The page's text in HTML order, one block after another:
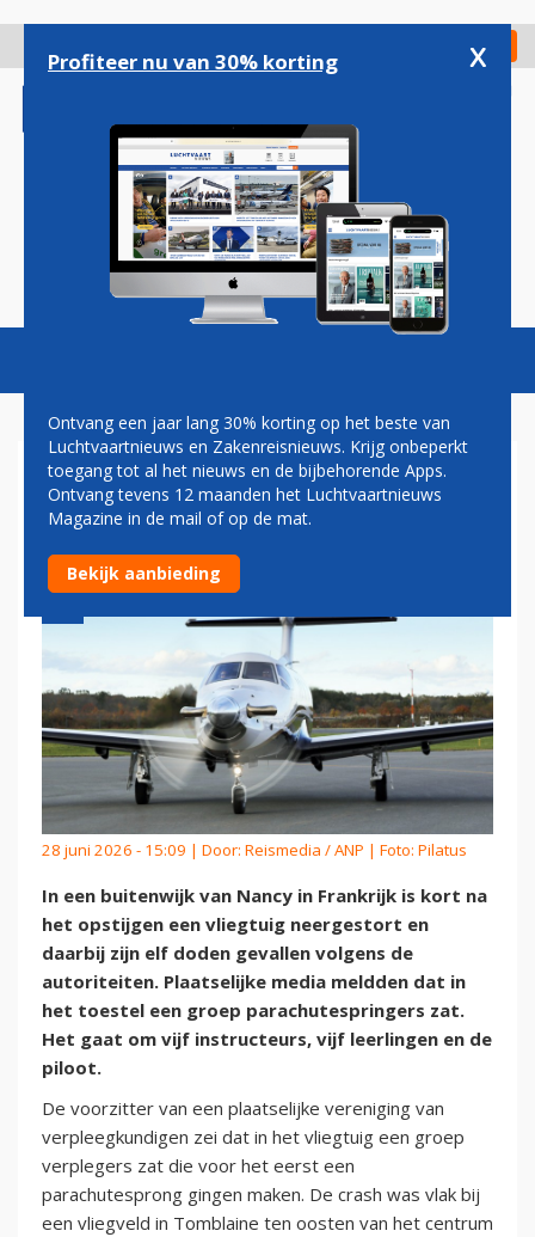
gaan
Check in
Magazine Podcasts Vacatures
ELF DODEN BIJ
VLIEGTUIGCRASH NANCY
28 juni 2026 - 15:09 | Door: Reismedia / ANP | Foto: Pilatus
In een buitenwijk van Nancy in Frankrijk is kort na
het opstijgen een vliegtuig neergestort en
daarbij zijn elf doden gevallen volgens de
autoriteiten. Plaatselijke media meldden dat in
het toestel een groep parachutespringers zat.
Het gaat om vijf instructeurs, vijf leerlingen en de
piloot.
De voorzitter van een plaatselijke vereniging van
verpleegkundigen zei dat in het vliegtuig een groep
verplegers zat die voor het eerst een
parachutesprong gingen maken. De crash was vlak bij
een vliegveld in Tomblaine ten oosten van het centrum
Profiteer nu van 30% korting x
Ontvang een jaar lang 30% korting op het beste van
Luchtvaartnieuws en Zakenreisnieuws. Krijg onbeperkt
toegang tot al het nieuws en de bijbehorende Apps.
Ontvang tevens 12 maanden het Luchtvaartnieuws
Magazine in de mail of op de mat.
Bekijk aanbieding